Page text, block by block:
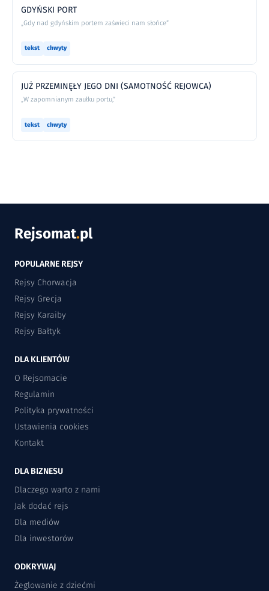
GDYŃSKI PORT
„Gdy nad gdyńskim portem zaświeci nam słońce”
tekst chwyty
JUŻ PRZEMINĘŁY JEGO DNI (SAMOTNOŚĆ REJOWCA)
„W zapomnianym zaułku portu,”
tekst chwyty
Rejsomat.pl
POPULARNE REJSY
Rejsy Chorwacja
Rejsy Grecja
Rejsy Karaiby
Rejsy Bałtyk
DLA KLIENTÓW
O Rejsomacie
Regulamin
Polityka prywatności
Ustawienia cookies
Kontakt
DLA BIZNESU
Dlaczego warto z nami
Jak dodać rejs
Dla mediów
Dla inwestorów
ODKRYWAJ
Żeglowanie z dziećmi